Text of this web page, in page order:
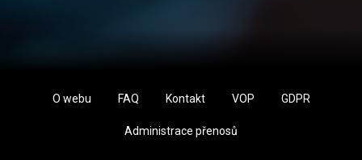
O webu FAQ Kontakt VOP GDPR
Administrace přenosů